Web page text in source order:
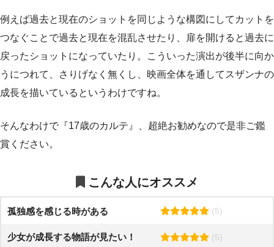
例えば過去と現在のショットを同じような構図にしてカットを
つなぐことで過去と現在を混乱させたり、扉を開けると過去に
戻ったショットになっていたり。こういった演出が後半に向か
うにつれて、さりげなく無くし、映画全体を通してスザンナの
成長を描いているというわけですね。
そんなわけで『17歳のカルテ』、超絶お勧めなので是非ご鑑
賞ください。
こんな人にオススメ
孤独感を感じる時がある (5)
少女が成長する物語が見たい！ (5)